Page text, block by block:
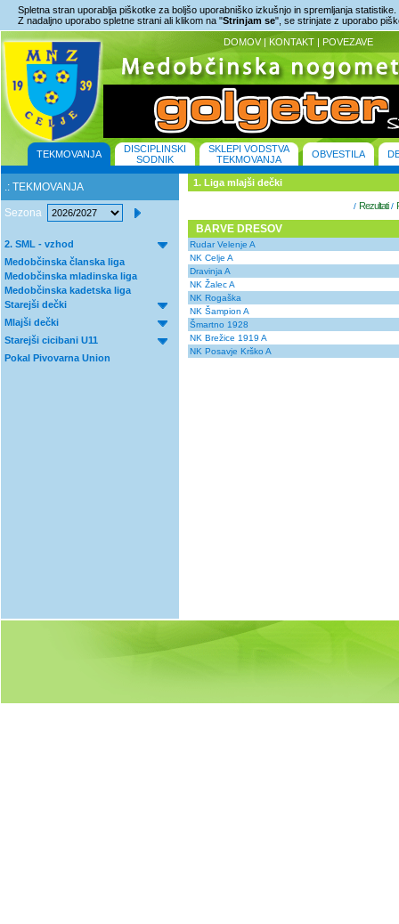
Spletna stran uporablja piškotke za boljšo uporabniško izkušnjo in spremljanja statistike.
Z nadaljno uporabo spletne strani ali klikom na "Strinjam se", se strinjate z uporabo
DOMOV | KONTAKT | POVEZAVE
TEKMOVANJA
DISCIPLINSKI
SODNIK
SKLEPI VODSTVA
TEKMOVANJA
OBVESTILA
.: TEKMOVANJA
Sezona
2. SML - vzhod
Medobčinska članska liga
Medobčinska mladinska liga
Medobčinska kadetska liga
Starejši dečki
Mlajši dečki
Starejši cicibani U11
Pokal Pivovarna Union
1. Liga mlajši dečki
/ Rezultati/
BARVE DRESOV
Rudar Velenje A
NK Celje A
Dravinja A
NK Žalec A
NK Rogaška
NK Šampion A
Šmartno 1928
NK Brežice 1919 A
NK Posavje Krško A